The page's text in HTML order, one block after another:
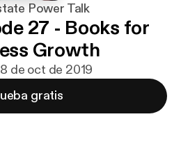
Power Talk
27 - Books for
Growth
8 de oct de 2019
gratis